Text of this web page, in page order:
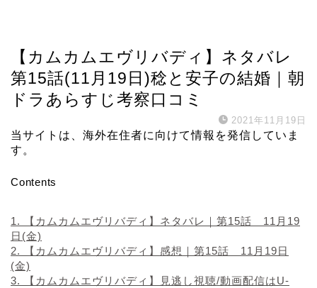
【カムカムエヴリバディ】ネタバレ
第15話(11月19日)稔と安子の結婚｜朝
ドラあらすじ考察口コミ
2021年11月19日
当サイトは、海外在住者に向けて情報を発信していま
す。
Contents
1.
【カムカムエヴリバディ】ネタバレ｜第15話 11月19
日(金)
2.
【カムカムエヴリバディ】感想｜第15話 11月19日
(金)
3.
【カムカムエヴリバディ】見逃し視聴/動画配信はU-